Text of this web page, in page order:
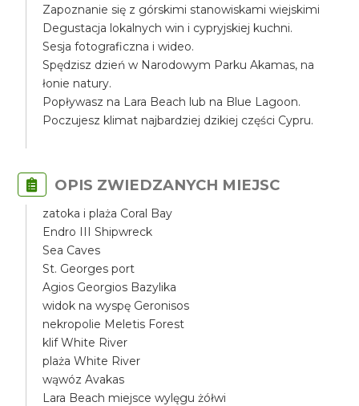
Zapoznanie się z górskimi stanowiskami wiejskimi
Degustacja lokalnych win i cypryjskiej kuchni.
Sesja fotograficzna i wideo.
Spędzisz dzień w Narodowym Parku Akamas, na
łonie natury.
Popływasz na Lara Beach lub na Blue Lagoon.
Poczujesz klimat najbardziej dzikiej części Cypru.
OPIS ZWIEDZANYCH MIEJSC
zatoka i plaża Coral Bay
Endro III Shipwreck
Sea Caves
St. Georges port
Agios Georgios Bazylika
widok na wyspę Geronisos
nekropolie Meletis Forest
klif White River
plaża White River
wąwóz Avakas
Lara Beach miejsce wylęgu żółwi